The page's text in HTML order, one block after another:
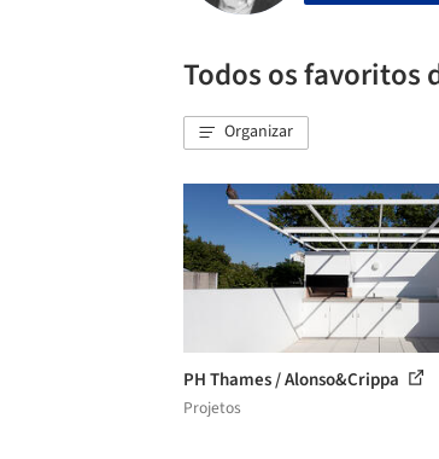
Todos os favoritos
Organizar
PH Thames / Alonso&Crippa
Projetos